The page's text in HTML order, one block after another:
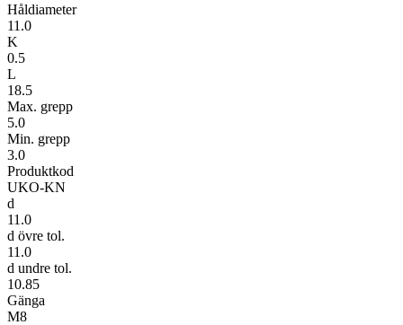
Håldiameter
11.0
K
0.5
L
18.5
Max. grepp
5.0
Min. grepp
3.0
Produktkod
UKO-KN
d
11.0
d övre tol.
11.0
d undre tol.
10.85
Gänga
M8